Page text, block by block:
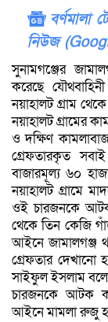
বর্ণমালা
নিউজ
সুনামগঞ্জের
করেছে
নয়াহালট গ্রাম
নয়াহালট গ্রামের
ও দক্ষিণ
গ্রেফতারকৃত
বাজারমূল্য ৬০
নয়াহালট গ্রামে
ওই চারজনকে
থেকে তিন কেজি
আইনে জামালগঞ্জ
গ্রেফতার দেখানো
সাইফুল ইসলাম
চারজনকে আটক
আইনে মামলা রুজু